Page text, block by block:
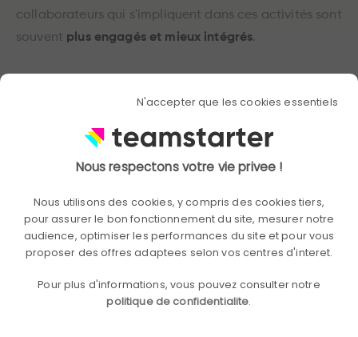
collaborateurs qui s'impliquent dans ces activités sont
souvent plus engagés et mieux intégrés.
Feedbacks anonymes
feedbacks anonymespermettent aux salariés de
et suggestions. Ces retours révèlent souvent des
problématiques
invisibles dans les rapports
quantitatifs.
Baromètres sociaux
N'accepter que les cookies essentiels
Nous respectons votre vie privee !
Nous utilisons des cookies, y compris des cookies tiers,
pour assurer le bon fonctionnement du site, mesurer notre
audience, optimiser les performances du site et pour vous
proposer des offres adaptees selon vos centres d'interet.
Pour plus d'informations, vous pouvez consulter notre
politique de confidentialite.